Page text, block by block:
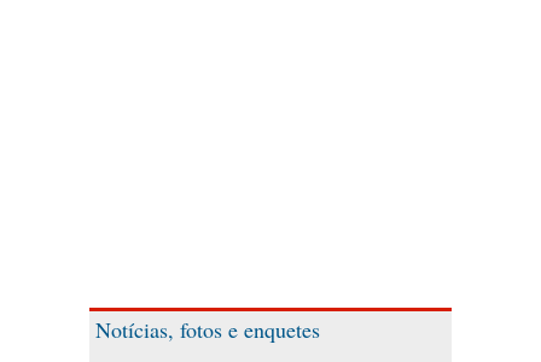
Notícias, fotos e enquetes